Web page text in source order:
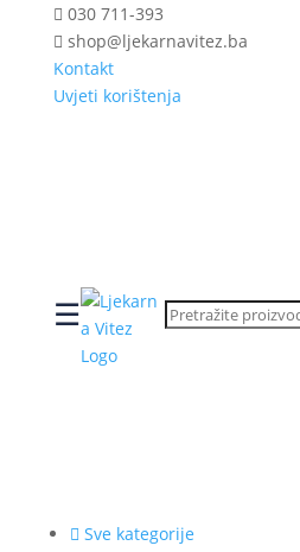
030 711-393
shop@ljekarnavitez.ba
Kontakt
Uvjeti korištenja
☰
Sve kategorije